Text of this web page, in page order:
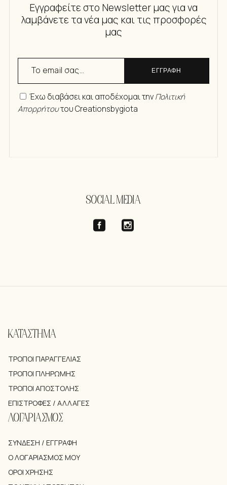
Εγγραφείτε στο Newsletter μας για να
λαμβάνετε τα νέα μας και τις προσφορές
μας
ΕΓΓΡΑΦΗ
Έχω διαβάσει και αποδέχομαι τηνΠολιτική
Απορρήτουτου Creationsbygiota
SOCIAL MEDIA
ΚΑΤΑΣΤΗΜΑ
ΤΡΌΠΟΙ ΠΑΡΑΓΓΕΛΊΑΣ
ΤΡΌΠΟΙ ΠΛΗΡΩΜΉΣ
ΤΡΌΠΟΙ ΑΠΟΣΤΟΛΉΣ
ΕΠΙΣΤΡΟΦΈΣ / ΑΛΛΑΓΈΣ
ΛΟΓΑΡΙΑΣΜΟΣ
ΣΎΝΔΕΣΗ / ΕΓΓΡΑΦΉ
Ο ΛΟΓΑΡΙΑΣΜΌΣ ΜΟΥ
ΌΡΟΙ ΧΡΉΣΗΣ